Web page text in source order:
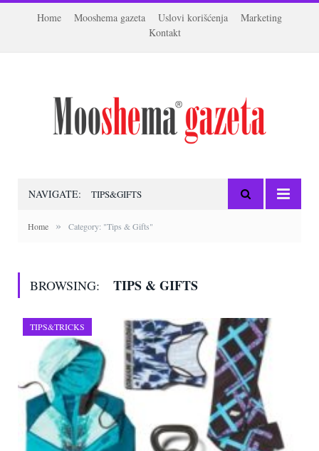
Home Mooshema gazeta Uslovi korišćenja
Marketing
Kontakt
NAVIGATE: TIPS&GIFTS
Home » Category: "Tips & Gifts"
BROWSING: TIPS & GIFTS
TIPS&TRICKS